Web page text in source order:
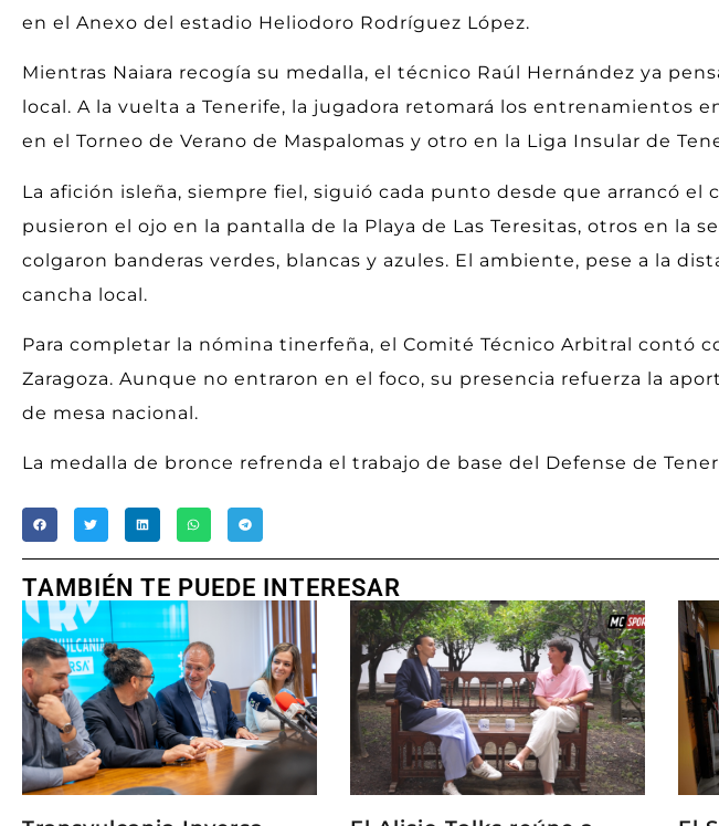
en el Anexo del estadio Heliodoro Rodríguez López.
Mientras Naiara recogía su medalla, el técnico Raúl Hernández ya
local. A la vuelta a Tenerife, la jugadora retomará los entrenamientos
en el Torneo de Verano de Maspalomas y otro en la Liga Insular de
La afición isleña, siempre fiel, siguió cada punto desde que arrancó el
pusieron el ojo en la pantalla de la Playa de Las Teresitas, otros en la
colgaron banderas verdes, blancas y azules. El ambiente, pese a la
cancha local.
Para completar la nómina tinerfeña, el Comité Técnico Arbitral contó
Zaragoza. Aunque no entraron en el foco, su presencia refuerza la
de mesa nacional.
La medalla de bronce refrenda el trabajo de base del Defense de
TAMBIÉN TE PUEDE INTERESAR